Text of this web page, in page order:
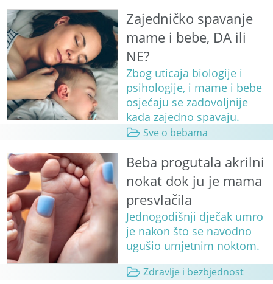
Zajedničko spavanje
mame i bebe, DA ili
NE?
Zbog uticaja biologije i
psihologije, i mame i bebe
osjećaju se zadovoljnije
kada zajedno spavaju.
Sve o bebama
Beba progutala akrilni
nokat dok ju je mama
presvlačila
Jednogodišnji dječak umro
je nakon što se navodno
ugušio umjetnim noktom.
Zdravlje i bezbjednost